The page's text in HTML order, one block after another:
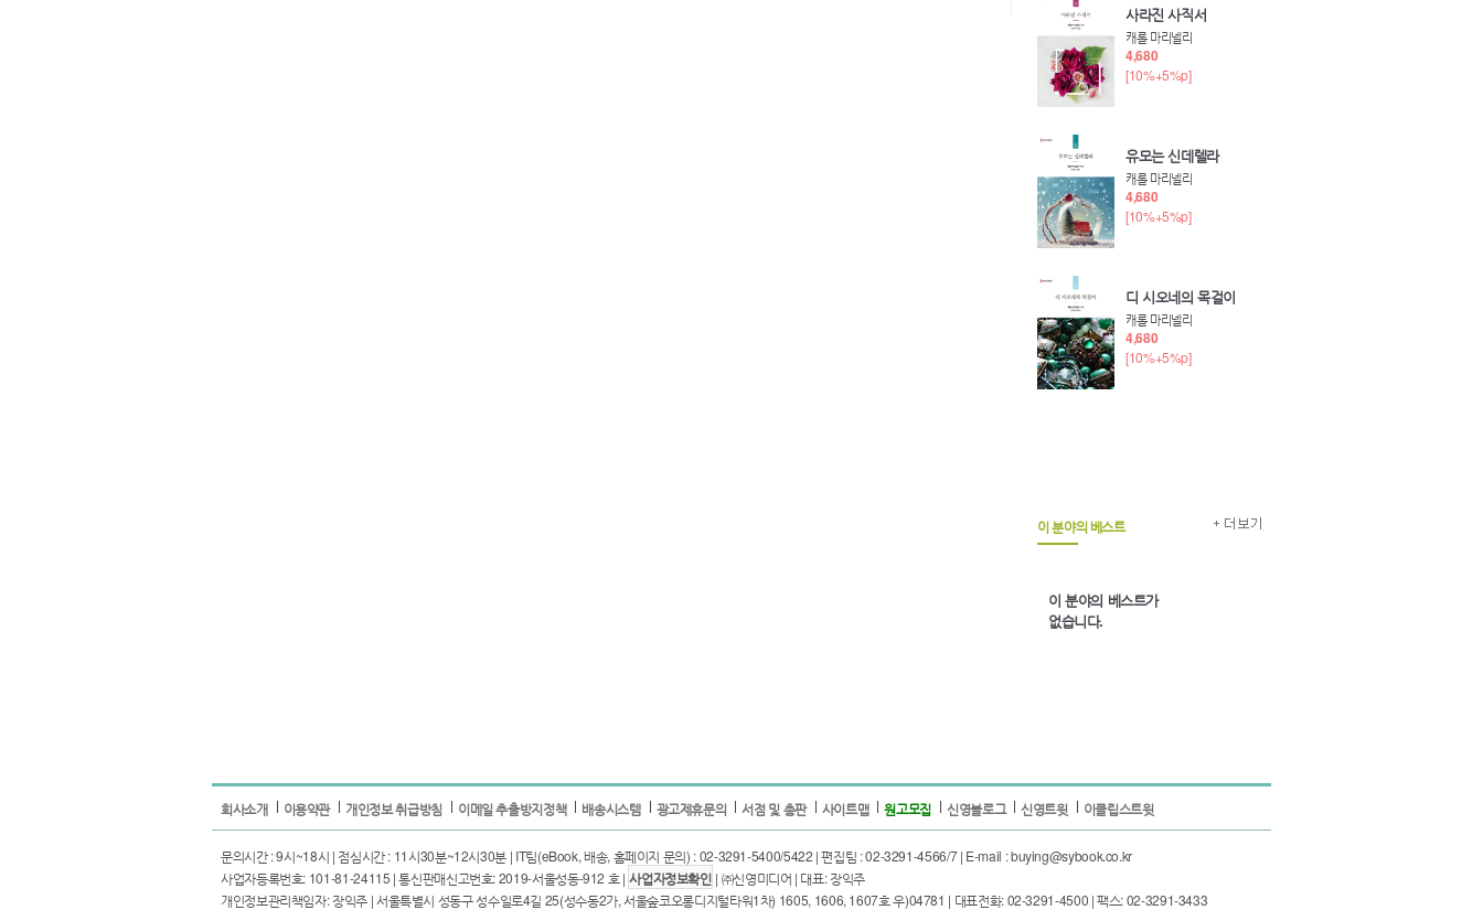
사라진 사직서
캐롤 마리넬리
4,680
[10%+5%p]
유모는 신데렐라
캐롤 마리넬리
4,680
[10%+5%p]
디 시오네의 목걸이
캐롤 마리넬리
4,680
[10%+5%p]
이 분야의 베스트
이 분야의 베스트가
없습니다.
회사소개 이용약관 개인정보 취급방침 이메일 추출방지정책 배송시스템 광고제휴문의 서점 및 총판 사이트맵 원고모집 신영블로그 신영트윗 이클립스트윗
문의시간 : 9시~18시 | 점심시간 : 11시30분~12시30분 | IT팀(eBook, 배송, 홈페이지 문의) : 02-3291-5400/5422 | 편집팀 : 02-3291-4566/7 | E-mail : buying@sybook.co.kr
사업자등록번호: 101-81-24115 | 통신판매신고번호: 2019-서울성동-912 호 | 사업자정보확인 | ㈜신영미디어 | 대표: 장익주
개인정보관리책임자: 장익주 | 서울특별시 성동구 성수일로4길 25(성수동2가, 서울숲코오롱디지털타워1차) 1605, 1606, 1607호 우)04781 | 대표전화: 02-3291-4500 | 팩스: 02-3291-3433